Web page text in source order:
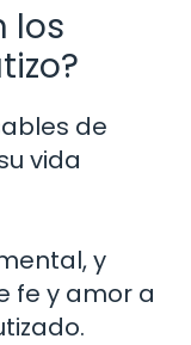
los
de
vida
y
fe y amor a